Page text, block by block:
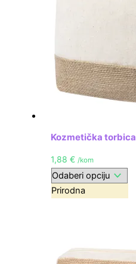
Kozmetička torbica
1,88€ /kom
Prirodna